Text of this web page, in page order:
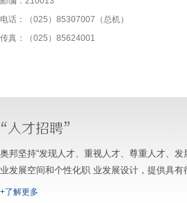
电话：
（025）85307007（总机）
传真：
（025）85624001
奥邦坚持“发现人才、重视人才、尊重人才、
业发展空间和个性化职 业发展设计，提供具有
+了解更多